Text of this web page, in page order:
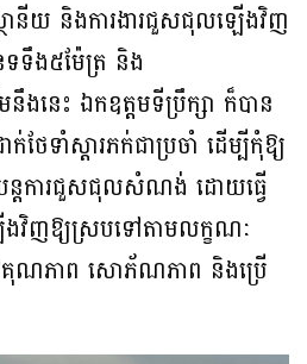
ានីយ និងការងារជួសជុលឡើងវិញ
ទឹង៥ម៉ែត្រ និង
នេះ ឯកឧត្តមទីប្រឹក្សា ក៏បាន
ក់ថែទាំស្ដារភក់ជាប្រចាំ ដើម្បីកុំឱ្យ
ន្តការជួសជុលសំណង់ ដោយធ្វើ
ើងវិញឱ្យស្របទៅតាមលក្ខណៈ
វគុណភាព សោភ័ណភាព និងប្រើ